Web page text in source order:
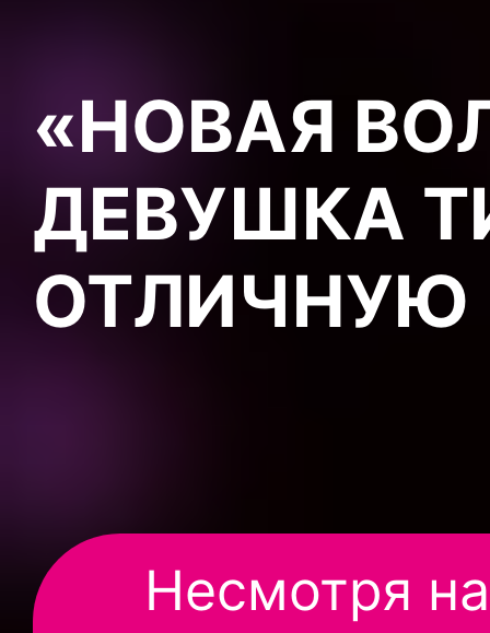
«НОВАЯ
ДЕВУШКА
ОТЛИЧНУЮ
Несмотря